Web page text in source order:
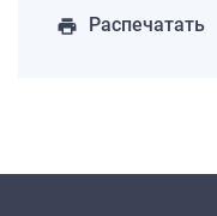
print Распечатать